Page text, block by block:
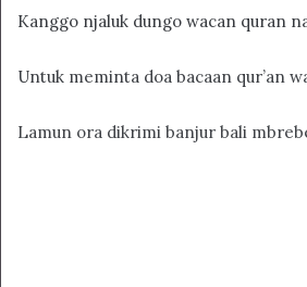
Kanggo njaluk dungo wacan quran
Untuk meminta doa bacaan qur’an
Lamun ora dikrimi banjur bali